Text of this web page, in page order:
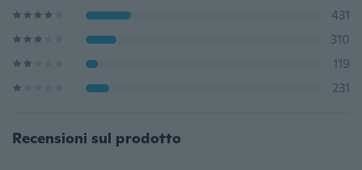
431
310
119
231
Recensioni sul prodotto